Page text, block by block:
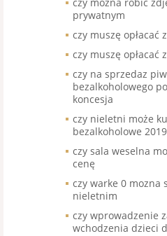
prywatnym
czy muszę opłacać
czy muszę opłacać
czy na sprzedaz
bezalkoholowego
koncesja
czy nieletni może
bezalkoholowe 2019
czy sala weselna
cenę
czy warke 0 mozna
nieletnim
czy wprowadzenie
wchodzenia dzieci